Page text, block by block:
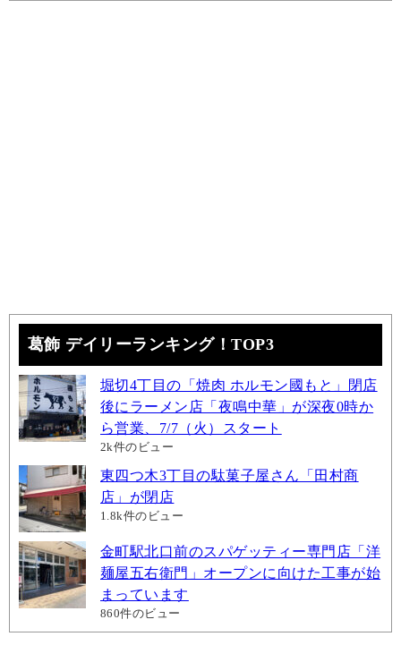
葛飾 デイリーランキング！TOP3
堀切4丁目の「焼肉 ホルモン國もと」閉店
後にラーメン店「夜鳴中華」が深夜0時か
ら営業、7/7（火）スタート
2k件のビュー
東四つ木3丁目の駄菓子屋さん「田村商
店」が閉店
1.8k件のビュー
金町駅北口前のスパゲッティー専門店「洋
麺屋五右衛門」オープンに向けた工事が始
まっています
860件のビュー